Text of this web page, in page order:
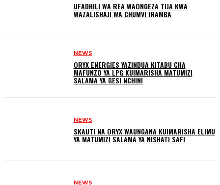
UFADHILI WA REA WAONGEZA TIJA KWA
WAZALISHAJI WA CHUMVI IRAMBA
NEWS
ORYX ENERGIES YAZINDUA KITABU CHA
MAFUNZO YA LPG KUIMARISHA MATUMIZI
SALAMA YA GESI NCHINI
NEWS
SKAUTI NA ORYX WAUNGANA KUIMARISHA ELIMU
YA MATUMIZI SALAMA YA NISHATI SAFI
NEWS